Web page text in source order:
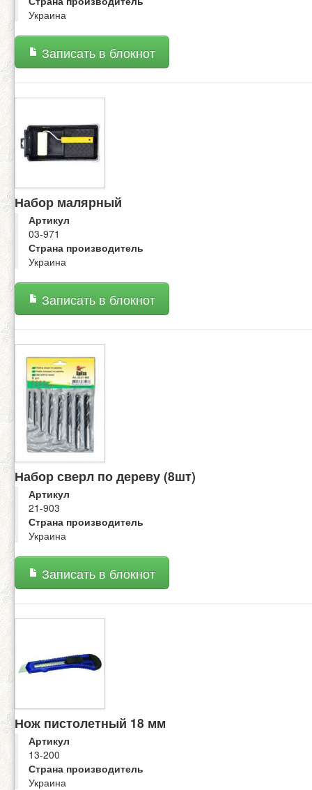
Украина
Записать в блокнот
Набор малярный
Артикул
03-971
Страна производитель
Украина
Записать в блокнот
Набор сверл по дереву (8шт)
Артикул
21-903
Страна производитель
Украина
Записать в блокнот
Нож пистолетный 18 мм
Артикул
13-200
Страна производитель
Украина